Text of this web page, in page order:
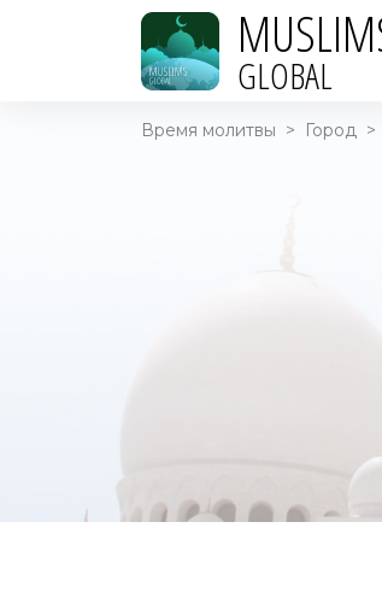
GLOBAL
Время молитвы > Город >